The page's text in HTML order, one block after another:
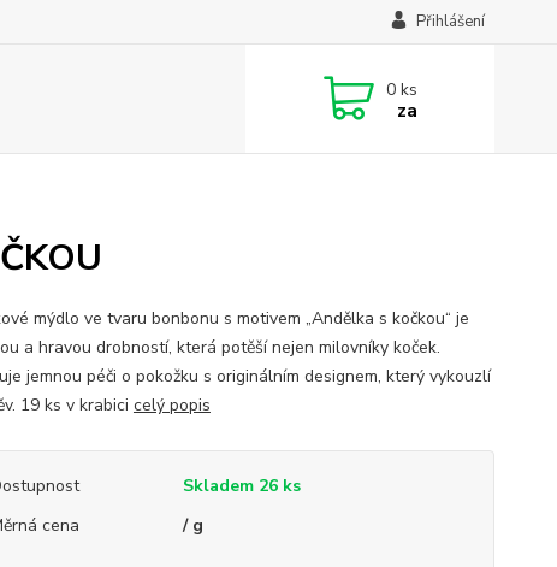
Přihlášení
0 ks
za
mýdlo ve tvaru bonbonu s motivem „Andělka s kočkou“ je
a hravou drobností, která potěší nejen milovníky koček.
jemnou péči o pokožku s originálním designem, který vykouzlí
19 ks v krabici celý popis
Skladem 26 ks
cena
/ g